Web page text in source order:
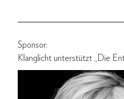
Sponsor:
Klanglicht unterstützt „Die